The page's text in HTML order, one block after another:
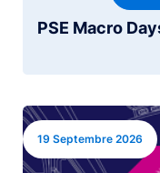
PSE Macro
Image
19 Septembre 2026